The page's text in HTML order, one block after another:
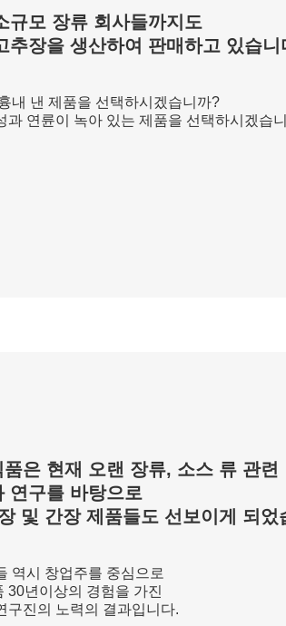
규모 장류 회사들까지도
추장을 생산하여 판매하고 있습니
내 낸 제품을 선택하시겠습니까?
과 연륜이 녹아 있는 제품을 선택하시겠습
품은 현재 오랜 장류, 소스 류 관련
연구를 바탕으로
및 간장 제품들도 선보이게 되었
역시 창업주를 중심으로
30년이상의 경험을 가진
구진의 노력의 결과입니다.